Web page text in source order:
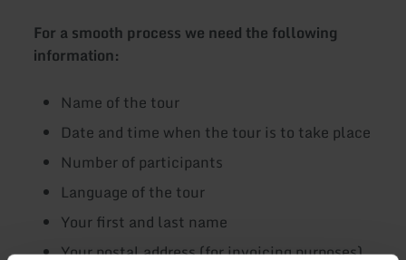
For a smooth process we need the following
information:
Name of the tour
Date and time when the tour is to take place
Number of participants
Language of the tour
Your first and last name
Your postal address (for invoicing purposes)